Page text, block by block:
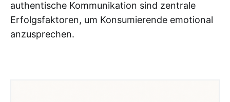
authentische Kommunikation sind zentrale
Erfolgsfaktoren, um Konsumierende emotional
anzusprechen.